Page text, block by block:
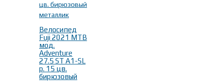
Велосипед
Fuji 2021 MTB
мод.
Adventure
27.5 ST A1-SL
р. 15 цв.
бирюзовый